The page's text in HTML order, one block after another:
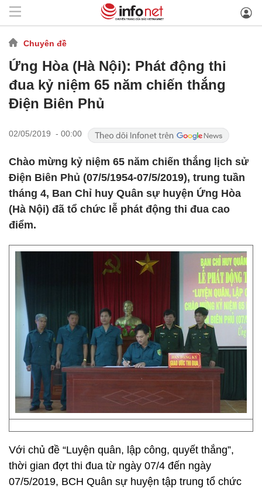
Chuyên đề
Ứng Hòa (Hà Nội): Phát động thi
đua kỷ niệm 65 năm chiến thắng
Điện Biên Phủ
02/05/2019 - 00:00
Chào mừng kỷ niệm 65 năm chiến thắng lịch sử
Điện Biên Phủ (07/5/1954-07/5/2019), trung tuần
tháng 4, Ban Chỉ huy Quân sự huyện Ứng Hòa
(Hà Nội) đã tổ chức lễ phát động thi đua cao
điểm.
Với chủ đề “Luyện quân, lập công, quyết thắng”,
thời gian đợt thi đua từ ngày 07/4 đến ngày
07/5/2019, BCH Quân sự huyện tập trung tổ chức